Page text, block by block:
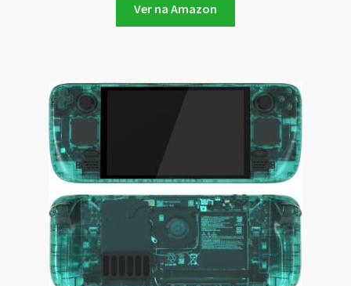
Ver na Amazon